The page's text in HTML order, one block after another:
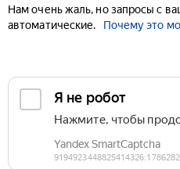
Нам очень жаль, но запросы с
автоматические.
Почему это